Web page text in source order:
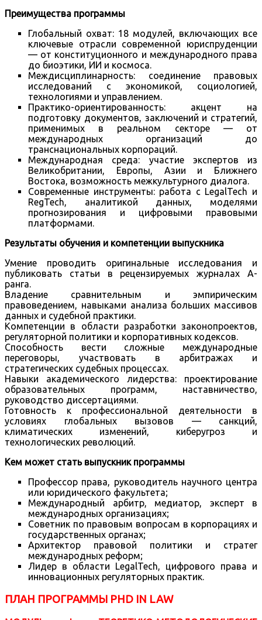
Преимущества программы
Глобальный охват: 18 модулей, включающих все
ключевые отрасли современной юриспруденции
— от конституционного и международного права
до биоэтики, ИИ и космоса.
Междисциплинарность: соединение правовых
исследований с экономикой, социологией,
технологиями и управлением.
Практико-ориентированность: акцент на
подготовку документов, заключений и стратегий,
применимых в реальном секторе — от
международных организаций до
транснациональных корпораций.
Международная среда: участие экспертов из
Великобритании, Европы, Азии и Ближнего
Востока, возможность межкультурного диалога.
Современные инструменты: работа с LegalTech и
RegTech, аналитикой данных, моделями
прогнозирования и цифровыми правовыми
платформами.
Результаты обучения и компетенции выпускника
Умение проводить оригинальные исследования и
публиковать статьи в рецензируемых журналах A-
ранга.
Владение сравнительным и эмпирическим
правоведением, навыками анализа больших массивов
данных и судебной практики.
Компетенции в области разработки законопроектов,
регуляторной политики и корпоративных кодексов.
Способность вести сложные международные
переговоры, участвовать в арбитражах и
стратегических судебных процессах.
Навыки академического лидерства: проектирование
образовательных программ, наставничество,
руководство диссертациями.
Готовность к профессиональной деятельности в
условиях глобальных вызовов — санкций,
климатических изменений, киберугроз и
технологических революций.
Кем может стать выпускник программы
Профессор права, руководитель научного центра
или юридического факультета;
Международный арбитр, медиатор, эксперт в
международных организациях;
Советник по правовым вопросам в корпорациях и
государственных органах;
Архитектор правовой политики и стратег
международных реформ;
Лидер в области LegalTech, цифрового права и
инновационных регуляторных практик.
ПЛАН ПРОГРАММЫ PHD IN LAW